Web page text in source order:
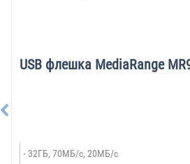
USB флешка MediaRange
32ГБ, 70МБ/с, 20МБ/с